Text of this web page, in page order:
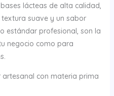
lácteas de alta calidad,
suave y un sabor
estándar profesional, son la
negocio como para
artesanal con materia prima